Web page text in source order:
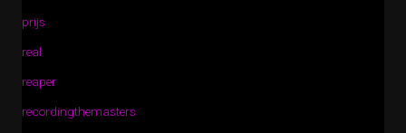
prijs
real
reaper
recordingthemasters